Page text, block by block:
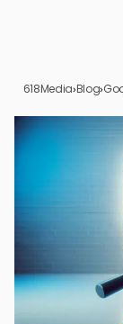
618Media›Blog›
Vlog
Video Çekimi ve
İzleyici
SEO ve Youtube
Sosyal Medya
İçerik Yeniliği ve
Uzun Vadeli
Sonuç:
YouTube’da